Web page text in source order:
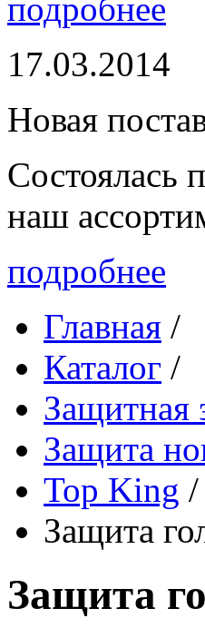
подробнее
17.03.2014
Новая
Состоялась
наш
подробнее
Главная /
Каталог /
Защитная
Защита
Top King /
Защита
Защита